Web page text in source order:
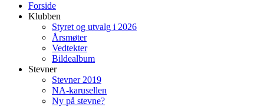
Forside
Klubben
Styret og utvalg i 2026
Årsmøter
Vedtekter
Bildealbum
Stevner
Stevner 2019
NA-karusellen
Ny på stevne?